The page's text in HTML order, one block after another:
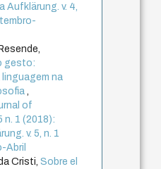
Aufklärung. v. 4,
gesto:
linguagem na
of
n. 1 (2018):
v. 5, n. 1
Abril
Cristi,Sobre el